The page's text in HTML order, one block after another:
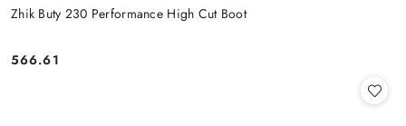
Zhik Buty 230 Performance High Cut Boot
Cena:
566.61